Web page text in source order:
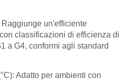
un'efficiente
classificazioni di efficienza di
a G4, conformi agli standard
Adatto per ambienti con